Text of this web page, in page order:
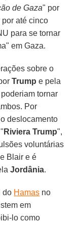
de Gaza" por
até cinco
para se tornar
em Gaza.
sobre o
Trump e pela
tornar
Por
deslocamento
Riviera Trump",
voluntárias
Blair e é
Jordânia.
do Hamas no
em
lo como